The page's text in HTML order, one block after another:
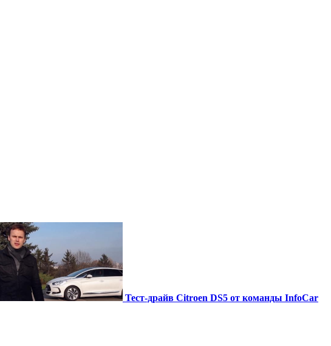
Тест-драйв Citroen DS5 от команды InfoCar